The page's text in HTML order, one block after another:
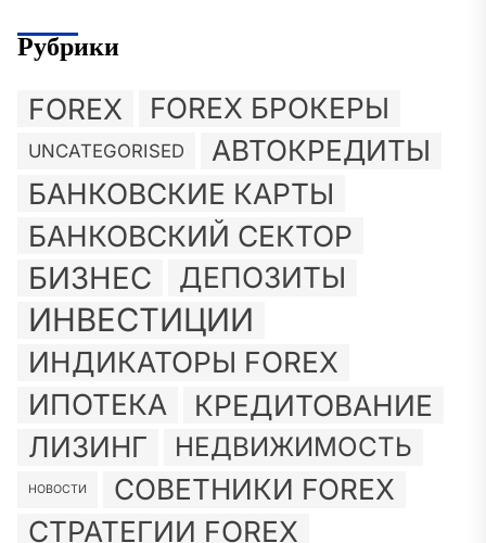
Рубрики
FOREX FOREX БРОКЕРЫ
UNCATEGORISED АВТОКРЕДИТЫ
БАНКОВСКИЕ КАРТЫ
БАНКОВСКИЙ СЕКТОР
БИЗНЕС ДЕПОЗИТЫ
ИНВЕСТИЦИИ
ИНДИКАТОРЫ FOREX
ИПОТЕКА
КРЕДИТОВАНИЕ
ЛИЗИНГ НЕДВИЖИМОСТЬ
НОВОСТИ
СОВЕТНИКИ FOREX
СТРАТЕГИИ FOREX